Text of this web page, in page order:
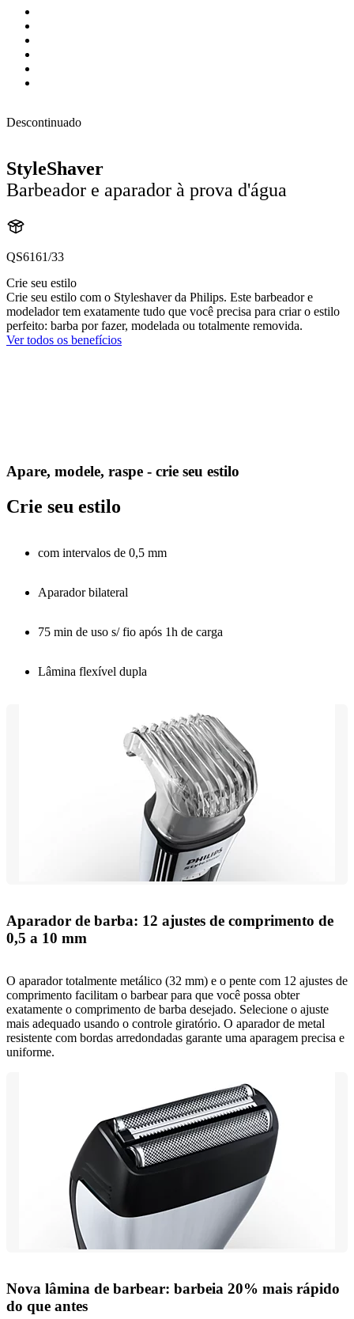
Descontinuado
StyleShaver
Barbeador e aparador à prova d'água
QS6161/33
Crie seu estilo
Crie seu estilo com o Styleshaver da Philips. Este barbeador e
modelador tem exatamente tudo que você precisa para criar o estilo
perfeito: barba por fazer, modelada ou totalmente removida.
Ver todos os benefícios
Apare, modele, raspe - crie seu estilo
Crie seu estilo
com intervalos de 0,5 mm
Aparador bilateral
75 min de uso s/ fio após 1h de carga
Lâmina flexível dupla
Aparador de barba: 12 ajustes de comprimento de
0,5 a 10 mm
O aparador totalmente metálico (32 mm) e o pente com 12 ajustes de
comprimento facilitam o barbear para que você possa obter
exatamente o comprimento de barba desejado. Selecione o ajuste
mais adequado usando o controle giratório. O aparador de metal
resistente com bordas arredondadas garante uma aparagem precisa e
uniforme.
Nova lâmina de barbear: barbeia 20% mais rápido
do que antes